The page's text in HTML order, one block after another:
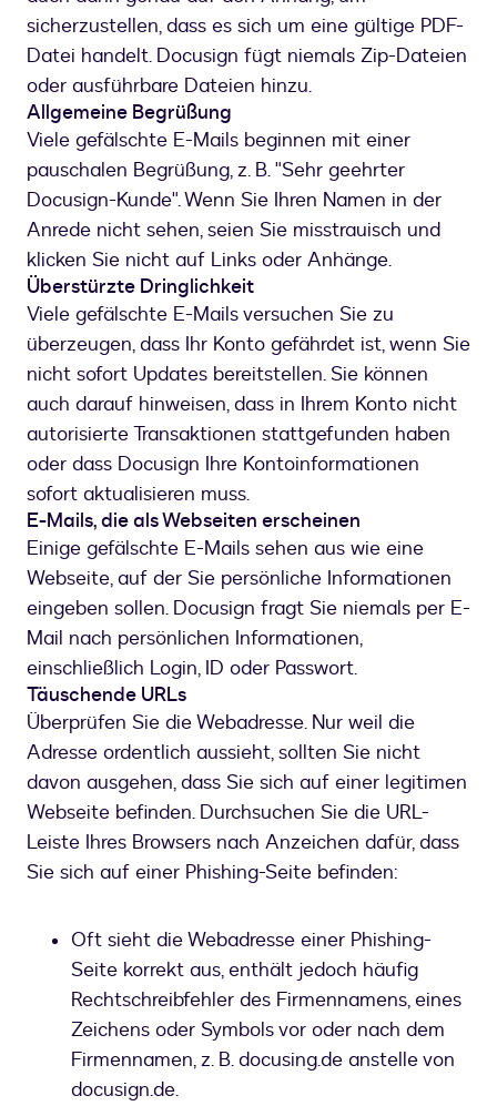
sicherzustellen, dass es sich um eine gültige PDF-
Datei handelt. Docusign fügt niemals Zip-Dateien
oder ausführbare Dateien hinzu.
Allgemeine Begrüßung
Viele gefälschte E-Mails beginnen mit einer
pauschalen Begrüßung, z. B. "Sehr geehrter
Docusign-Kunde". Wenn Sie Ihren Namen in der
Anrede nicht sehen, seien Sie misstrauisch und
klicken Sie nicht auf Links oder Anhänge.
Überstürzte Dringlichkeit
Viele gefälschte E-Mails versuchen Sie zu
überzeugen, dass Ihr Konto gefährdet ist, wenn Sie
nicht sofort Updates bereitstellen. Sie können
auch darauf hinweisen, dass in Ihrem Konto nicht
autorisierte Transaktionen stattgefunden haben
oder dass Docusign Ihre Kontoinformationen
sofort aktualisieren muss.
E-Mails, die als Webseiten erscheinen
Einige gefälschte E-Mails sehen aus wie eine
Webseite, auf der Sie persönliche Informationen
eingeben sollen. Docusign fragt Sie niemals per E-
Mail nach persönlichen Informationen,
einschließlich Login, ID oder Passwort.
Täuschende URLs
Überprüfen Sie die Webadresse. Nur weil die
Adresse ordentlich aussieht, sollten Sie nicht
davon ausgehen, dass Sie sich auf einer legitimen
Webseite befinden. Durchsuchen Sie die URL-
Leiste Ihres Browsers nach Anzeichen dafür, dass
Sie sich auf einer Phishing-Seite befinden:
Oft sieht die Webadresse einer Phishing-
Seite korrekt aus, enthält jedoch häufig
Rechtschreibfehler des Firmennamens, eines
Zeichens oder Symbols vor oder nach dem
Firmennamen, z. B. docusing.de anstelle von
docusign.de.